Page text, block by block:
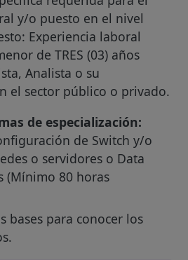
y/o puesto en el nivel
Experiencia laboral
de TRES (03) años
Analista o su
el sector público o privado.
de especialización:
de Switch y/o
o servidores o Data
(Mínimo 80 horas
bases para conocer los